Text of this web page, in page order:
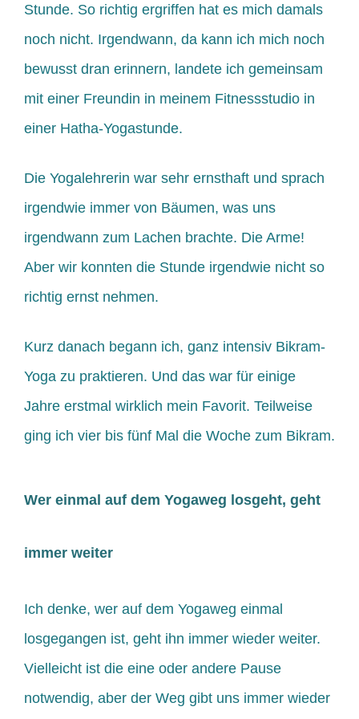
Stunde. So richtig ergriffen hat es mich damals
noch nicht. Irgendwann, da kann ich mich noch
bewusst dran erinnern, landete ich gemeinsam
mit einer Freundin in meinem Fitnessstudio in
einer Hatha-Yogastunde.
Die Yogalehrerin war sehr ernsthaft und sprach
irgendwie immer von Bäumen, was uns
irgendwann zum Lachen brachte. Die Arme!
Aber wir konnten die Stunde irgendwie nicht so
richtig ernst nehmen.
Kurz danach begann ich, ganz intensiv Bikram-
Yoga zu praktieren. Und das war für einige
Jahre erstmal wirklich mein Favorit. Teilweise
ging ich vier bis fünf Mal die Woche zum Bikram.
Wer einmal auf dem Yogaweg losgeht, geht
immer weiter
Ich denke, wer auf dem Yogaweg einmal
losgegangen ist, geht ihn immer wieder weiter.
Vielleicht ist die eine oder andere Pause
notwendig, aber der Weg gibt uns immer wieder